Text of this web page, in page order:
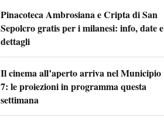
Pinacoteca Ambrosiana e Cripta di San
Sepolcro gratis per i milanesi: info, date e
dettagli
Il cinema all’aperto arriva nel Municipio
7: le proiezioni in programma questa
settimana